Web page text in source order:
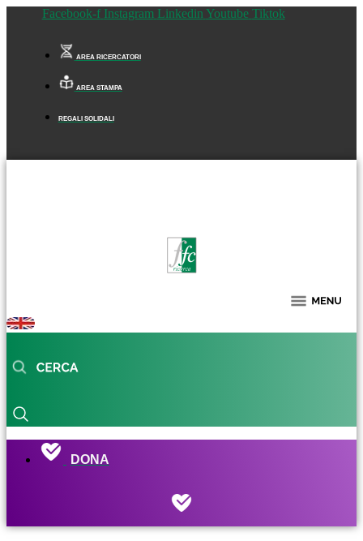
Facebook-f Instagram Linkedin Youtube Tiktok
AREA RICERCATORI
AREA STAMPA
REGALI SOLIDALI
DONA